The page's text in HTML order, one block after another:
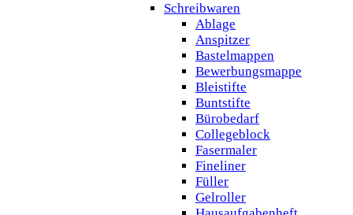
Schreibwaren
Ablage
Anspitzer
Bastelmappen
Bewerbungsmappe
Bleistifte
Buntstifte
Bürobedarf
Collegeblock
Fasermaler
Fineliner
Füller
Gelroller